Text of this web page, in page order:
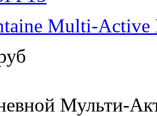
Multi-Active
Мульти-